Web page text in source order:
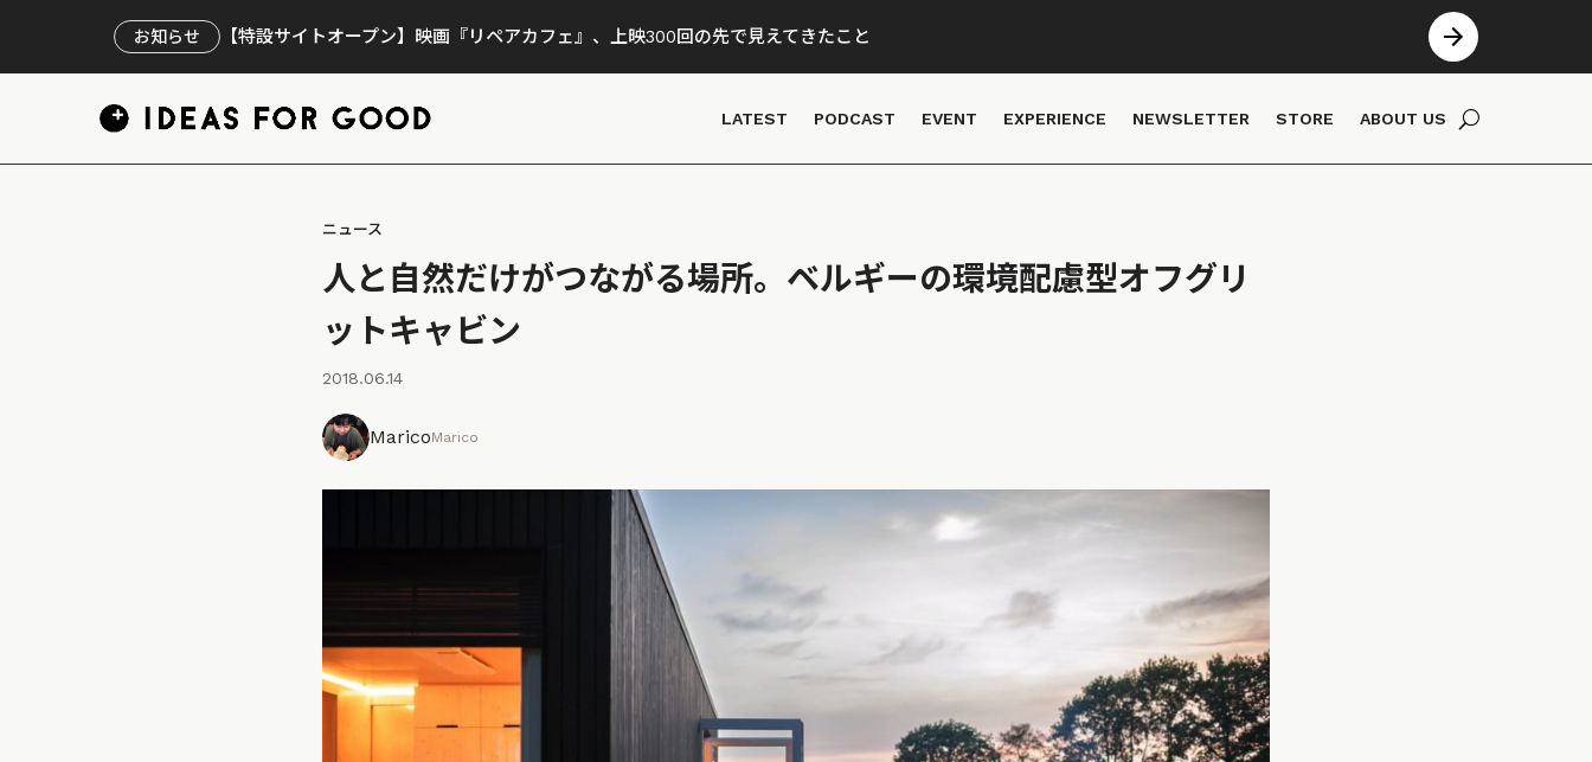
お知らせ 【特設サイトオープン】映画『リペアカフェ』、上映300回の先で見えてきたこと
LATEST PODCAST EVENT EXPERIENCE NEWSLETTER STORE ABOUT US
ニュース
人と自然だけがつながる場所。ベルギーの環境配慮型オフグリ
ットキャビン
2018.06.14
MaricoMarico